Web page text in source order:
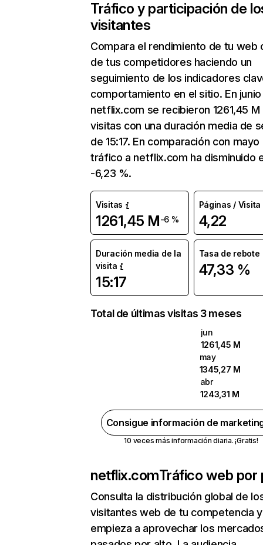
Tráfico y participación de
visitantes
Compara el rendimiento de tu web
de tus competidores haciendo un
seguimiento de los indicadores
comportamiento en el sitio. En junio
netflix.com se recibieron 1261,45 M
visitas con una duración media de
de 15:17. En comparación con mayo
tráfico a netflix.com ha disminuido
-6,23 %.
Visitas
1261,45 M-6 %
Páginas / Visita
4,22
Duración media de la
visita
15:17
Tasa de rebote
47,33 %
Total de últimas visitas 3 meses
jun
1261,45 M
may
1345,27 M
abr
1243,31 M
Consigue información de
10 veces más información diaria. ¡Gratis!
netflix.comTráfico web por
Consulta la distribución global de
visitantes web de tu competencia y
empieza a aprovechar los